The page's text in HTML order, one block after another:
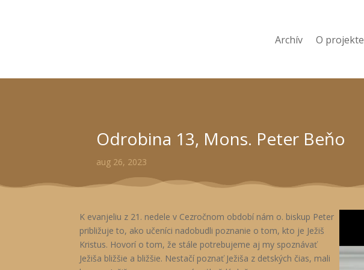
Archív O projekte
Odrobina 13, Mons. Peter Beňo
aug 26, 2023
K evanjeliu z 21. nedele v Cezročnom období nám o. biskup Peter
približuje to, ako učeníci nadobudli poznanie o tom, kto je Ježiš
Kristus. Hovorí o tom, že stále potrebujeme aj my spoznávať
Ježiša bližšie a bližšie. Nestačí poznať Ježiša z detských čias, mali